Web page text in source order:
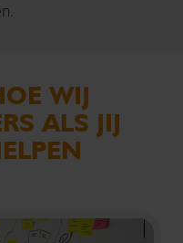
WIJ
ALS JIJ